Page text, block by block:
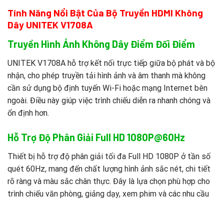
Tính Năng Nổi Bật Của Bộ Truyền HDMI Không
Dây UNITEK V1708A
Truyền Hình Ảnh Không Dây Điểm Đối Điểm
UNITEK V1708A hỗ trợ kết nối trực tiếp giữa bộ phát và bộ
nhận, cho phép truyền tải hình ảnh và âm thanh mà không
cần sử dụng bộ định tuyến Wi-Fi hoặc mạng Internet bên
ngoài. Điều này giúp việc trình chiếu diễn ra nhanh chóng và
ổn định hơn.
Hỗ Trợ Độ Phân Giải Full HD 1080P@60Hz
Thiết bị hỗ trợ độ phân giải tối đa Full HD 1080P ở tần số
quét 60Hz, mang đến chất lượng hình ảnh sắc nét, chi tiết
rõ ràng và màu sắc chân thực. Đây là lựa chọn phù hợp cho
trình chiếu văn phòng, giảng dạy, xem phim và các nhu cầu